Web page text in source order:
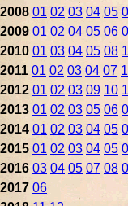
2008 01 02 03 04 05
2009 01 02 04 05 06
2010 01 03 04 05 08
2011 01 02 03 04 07
2012 01 02 03 09 10
2013 01 02 03 05 06
2014 01 02 03 04 05
2015 01 02 03 04 05
2016 03 04 05 07 08
2017 06